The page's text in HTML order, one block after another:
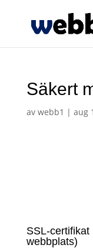
Säkert
av webb1 | aug
SSL-
webbplats)